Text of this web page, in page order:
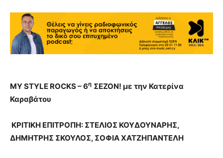
MY STYLE ROCKS – 6η ΣΕΖΟΝ! με την Κατερίνα
Καραβάτου
ΚΡΙΤΙΚΗ ΕΠΙΤΡΟΠΗ: ΣΤΕΛΙΟΣ ΚΟΥΔΟΥΝΑΡΗΣ,
ΔΗΜΗΤΡΗΣ ΣΚΟΥΛΟΣ, ΣΟΦΙΑ ΧΑΤΖΗΠΑΝΤΕΛΗ